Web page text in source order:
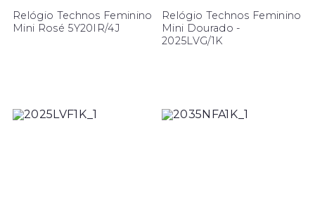
Relógio Technos Feminino
Mini Rosé 5Y20IR/4J
Relógio Technos Feminino
Mini Dourado -
2025LVG/1K